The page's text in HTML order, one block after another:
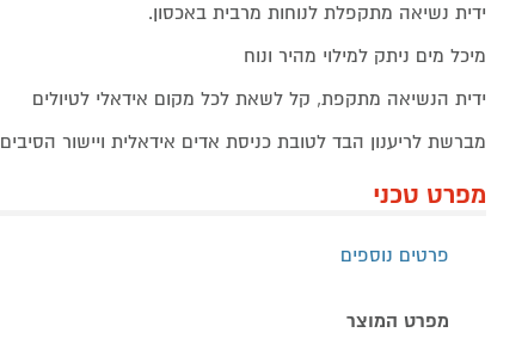
ידית נשיאה מתקפלת לנוחות מרבית באכסון.
מיכל מים ניתק למילוי מהיר ונוח
ידית הנשיאה מתקפת, קל לשאת לכל מקום אידאלי לטיולים
מברשת לריענון הבד לטובת כניסת אדים אידאלית ויישור הסיבים
מפרט טכני
פרטים נוספים
מפרט המוצר